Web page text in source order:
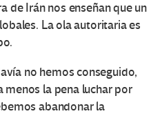
de Irán nos enseñan que un
La ola autoritaria es
no hemos conseguido,
menos la pena luchar por
abandonar la